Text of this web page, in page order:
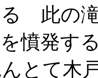
る 此の
憤発す
とて木